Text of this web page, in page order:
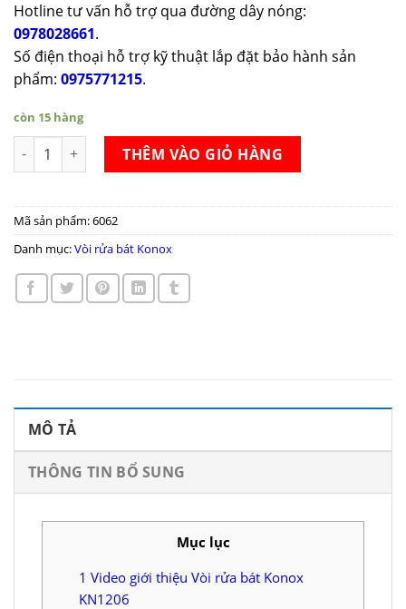
Hotline tư vấn hỗ trợ qua đường dây nóng:
0978028661.
Số điện thoại hỗ trợ kỹ thuật lắp đặt bảo hành sản
phẩm: 0975771215.
còn 15 hàng
Vòi rửa bát Konox KN1206 số lượng
THÊM VÀO GIỎ HÀNG
Mã sản phẩm:6062
Danh mục:Vòi rửa bát Konox
MÔ TẢ
THÔNG TIN BỔ SUNG
Mục lục
1 Video giới thiệu Vòi rửa bát Konox
KN1206